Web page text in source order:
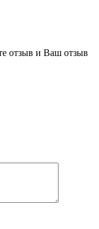
отзыв и Ваш отзыв